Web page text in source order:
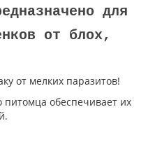
для
от блох,
от мелких паразитов!
питомца обеспечивает их